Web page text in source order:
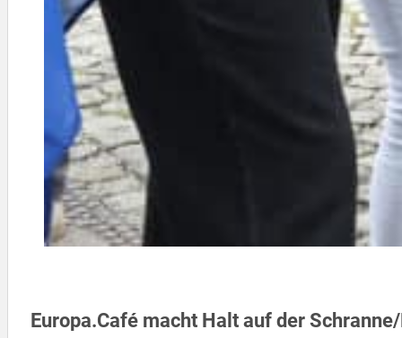
Europa.Café macht Halt auf der